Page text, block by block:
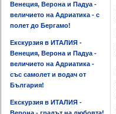
Венеция, Верона и Падуа -
величието на Адриатика - с
полет до Бергамо!
Екскурзия в ИТАЛИЯ -
Венеция, Верона и Падуа -
величието на Адриатика -
със самолет и водач от
България!
Екскурзия в ИТАЛИЯ -